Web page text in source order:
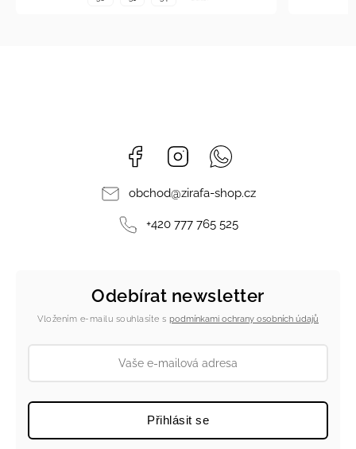
Facebook Instagram
obchod@zirafa-shop.cz
+420 777 765 525
Odebírat newsletter
Vložením e-mailu souhlasíte s podmínkami ochrany osobních údajů
Přihlásit se